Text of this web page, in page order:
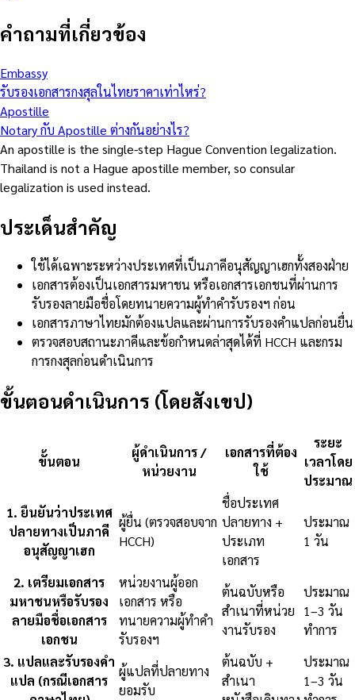
คำถามที่เกี่ยวข้อง
Embassy
รับรองเอกสารกงสุลในไทยราคาเท่าไหร่?
Apostille
Notary กับ Apostille ต่างกันอย่างไร?
An apostille is the single-step Hague Convention legalization.
Thailand is not a Hague apostille member, so consular
legalization is used instead.
ประเด็นสำคัญ
ใช้ได้เฉพาะระหว่างประเทศที่เป็นภาคีอนุสัญญาเฮกทั้งสองฝ่าย
เอกสารต้องเป็นเอกสารมหาชน หรือเอกสารเอกชนที่ผ่านการ
รับรองลายมือชื่อโดยทนายความผู้ทำคำรับรองฯ ก่อน
เอกสารภาษาไทยมักต้องแปลและผ่านการรับรองคำแปลก่อนยื่น
ตรวจสอบสถานะภาคีและข้อกำหนดล่าสุดได้ที่ HCCH และกรม
การกงสุลก่อนดำเนินการ
ขั้นตอนดำเนินการ (โดยสังเขป)
ขั้นตอน
ผู้ดำเนินการ /
หน่วยงาน
เอกสารที่ต้อง
ใช้
ระยะ
เวลาโดย
ประมาณ
1. ยืนยันว่าประเทศ
ปลายทางเป็นภาคี
อนุสัญญาเฮก
ผู้ยื่น (ตรวจสอบจาก
HCCH)
ชื่อประเทศ
ปลายทาง +
ประเภท
เอกสาร
ประมาณ
1 วัน
2. เตรียมเอกสาร
มหาชนหรือรับรอง
ลายมือชื่อเอกสาร
เอกชน
หน่วยงานผู้ออก
เอกสาร หรือ
ทนายความผู้ทำคำ
รับรองฯ
ต้นฉบับหรือ
สำเนาที่หน่วย
งานรับรอง
ประมาณ
1–3 วัน
ทำการ
3. แปลและรับรองคำ
แปล (กรณีเอกสาร
ผู้แปลที่ปลายทาง
ยอมรับ
ต้นฉบับ +
สำเนา
ประมาณ
1–3 วัน